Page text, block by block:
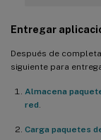
Entregar
Después de
siguiente para
Almacena
red
Carga paquetes